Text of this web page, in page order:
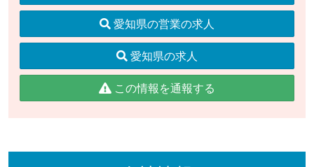
愛知県の営業の求人
愛知県の求人
この情報を通報する